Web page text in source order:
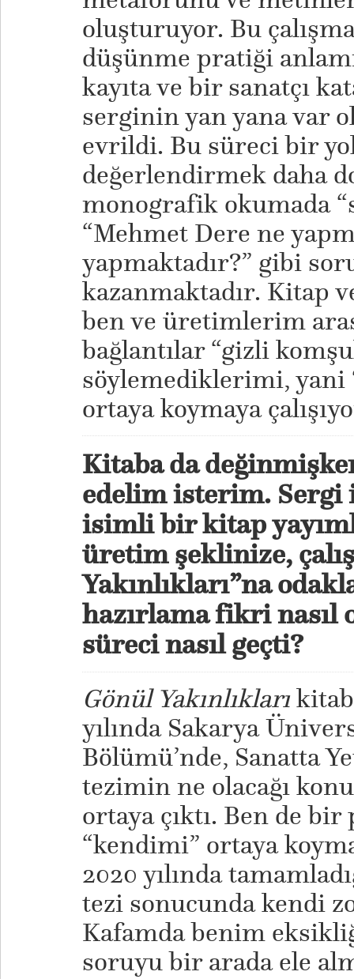
oluşturuyor. Bu
düşünme pratiği
kayıta ve bir sanatçı
serginin yan yana var
evrildi. Bu süreci bir
değerlendirmek daha
monografik okumada
“Mehmet Dere ne
yapmaktadır?” gibi
kazanmaktadır. Kitap
ben ve üretimlerim
bağlantılar “gizli
söylemediklerimi, yani
ortaya koymaya
Kitaba da
edelim isterim. Sergi
isimli bir kitap
üretim şeklinize,
Yakınlıkları”na
hazırlama fikri nasıl
süreci nasıl geçti?
Gönül Yakınlıkları
yılında Sakarya
Bölümü’nde, Sanatta
tezimin ne olacağı
ortaya çıktı. Ben de
“kendimi” ortaya
2020 yılında
tezi sonucunda kendi
Kafamda benim
soruyu bir arada ele